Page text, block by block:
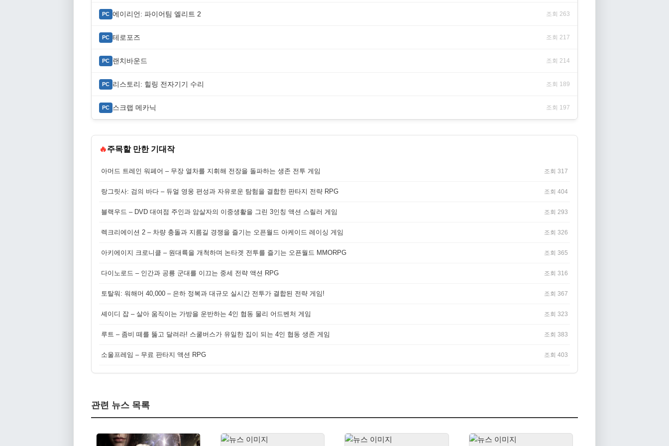
PC 에이리언: 파이어팀 엘리트 2 조회 263
PC 테로포즈 조회 217
PC 랜치바운드 조회 214
PC 리스토리: 힐링 전자기기 수리 조회 189
PC 스크랩 메카닉 조회 197
🔥주목할 만한 기대작
아머드 트레인 워페어 – 무장 열차를 지휘해 전장을 돌파하는 생존 전투 게임 조회 317
랑그릿사: 검의 바다 – 듀얼 영웅 편성과 자유로운 탐험을 결합한 판타지 전략 RPG 조회 404
블랙우드 – DVD 대여점 주인과 암살자의 이중생활을 그린 3인칭 액션 스릴러 게임 조회 293
렉크리에이션 2 – 차량 충돌과 지름길 경쟁을 즐기는 오픈월드 아케이드 레이싱 게임 조회 326
아키에이지 크로니클 – 원대륙을 개척하며 논타겟 전투를 즐기는 오픈월드 MMORPG 조회 365
다이노로드 – 인간과 공룡 군대를 이끄는 중세 전략 액션 RPG 조회 316
토탈워: 워해머 40,000 – 은하 정복과 대규모 실시간 전투가 결합된 전략 게임! 조회 367
셰이디 잡 – 살아 움직이는 가방을 운반하는 4인 협동 물리 어드벤처 게임 조회 323
루트 – 좀비 떼를 뚫고 달려라! 스쿨버스가 유일한 집이 되는 4인 협동 생존 게임 조회 383
소울프레임 – 무료 판타지 액션 RPG 조회 403
관련 뉴스 목록